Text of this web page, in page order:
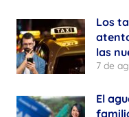
Los
las
7 de
El